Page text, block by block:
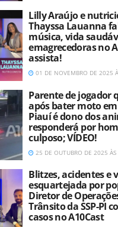
Lilly Araújo e
Thayssa Lauanna
música, vida
emagrecedoras no
assista!
01 DE NOVEMBRO DE 2025
Parente de jogador
após bater moto
Piauí é dono dos
responderá por
culposo; VÍDEO!
25 DE OUTUBRO DE 2025
Blitzes, acidentes e
esquartejada por
Diretor de
Trânsito da SSP-PI
casos no A10Cast